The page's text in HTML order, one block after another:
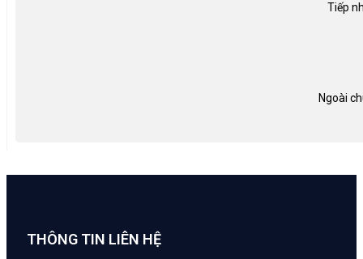
Tiếp
Ngoài
THÔNG TIN LIÊN HỆ